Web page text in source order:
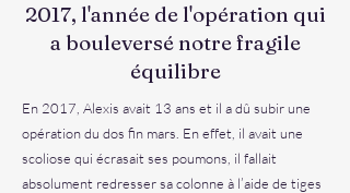
2017, l'année de l'opération qui
a bouleversé notre fragile
équilibre
En 2017, Alexis avait 13 ans et il a dû subir une
opération du dos fin mars. En effet, il avait une
scoliose qui écrasait ses poumons, il fallait
absolument redresser sa colonne à l’aide de tiges